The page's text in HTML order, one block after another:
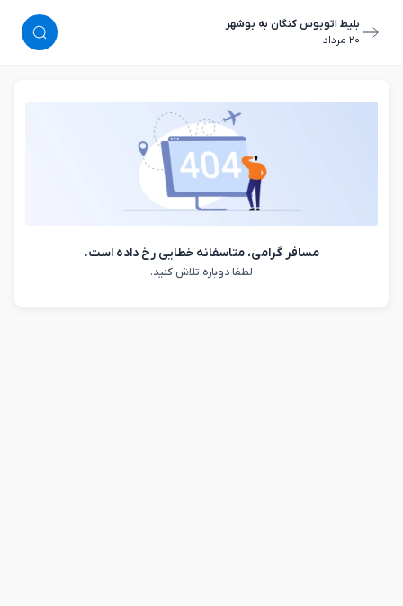
بلیط اتوبوس کنگان به بوشهر
٢٠ مرداد
مسافر گرامی، متاسفانه خطایی رخ داده است.
لطفا دوباره تلاش کنید.